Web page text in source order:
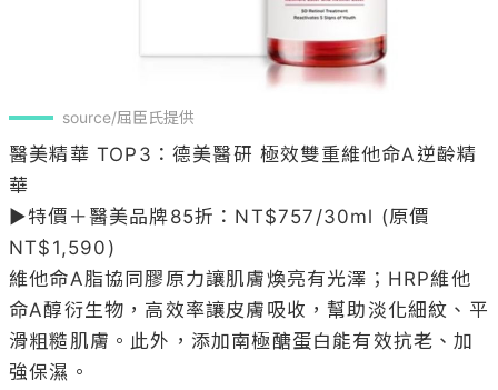
source/屈臣氏提供
醫美精華 TOP3：德美醫研 極效雙重維他命A逆齡精
華
▶特價＋醫美品牌85折：NT$757/30ml (原價
NT$1,590)
維他命A脂協同膠原力讓肌膚煥亮有光澤；HRP維他
命A醇衍生物，高效率讓皮膚吸收，幫助淡化細紋、平
滑粗糙肌膚。此外，添加南極醣蛋白能有效抗老、加
強保濕。